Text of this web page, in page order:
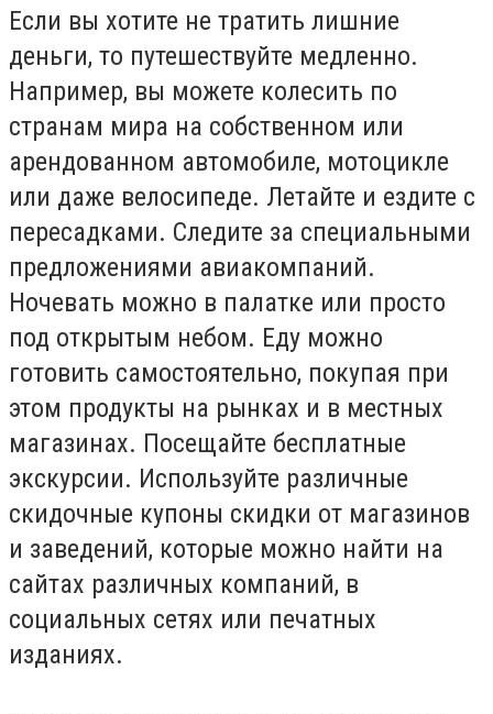
Если вы хотите не тратить лишние
деньги, то путешествуйте медленно.
Например, вы можете колесить по
странам мира на собственном или
арендованном автомобиле, мотоцикле
или даже велосипеде. Летайте и ездите с
пересадками. Следите за специальными
предложениями авиакомпаний.
Ночевать можно в палатке или просто
под открытым небом. Еду можно
готовить самостоятельно, покупая при
этом продукты на рынках и в местных
магазинах. Посещайте бесплатные
экскурсии. Используйте различные
скидочные купоны скидки от магазинов
и заведений, которые можно найти на
сайтах различных компаний, в
социальных сетях или печатных
изданиях.